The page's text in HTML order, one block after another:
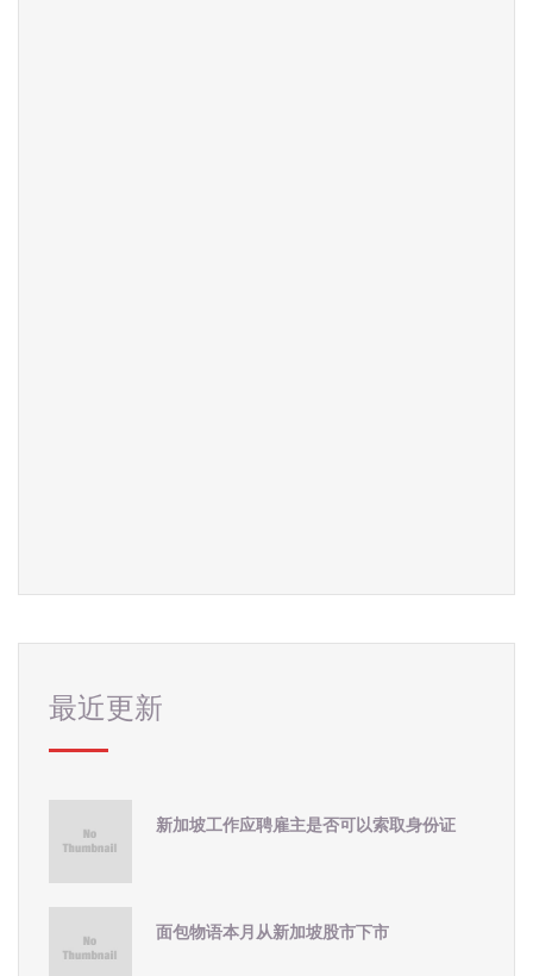
最近更新
新加坡工作应聘雇主是否可以索取身份证
面包物语本月从新加坡股市下市